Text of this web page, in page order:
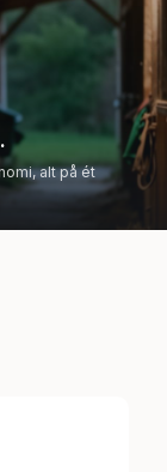
alt på ét